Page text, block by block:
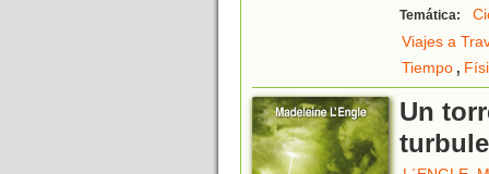
Temática:
Viajes a
Tiempo,
Un